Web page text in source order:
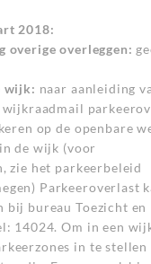
2018:
overige overleggen:
wijk: naar aanleiding
wijkraadmail
op de openbare
de wijk (voor
zie het parkeerbeleid
Parkeeroverlast
bij bureau Toezicht en
14024. Om in een
in te stellen